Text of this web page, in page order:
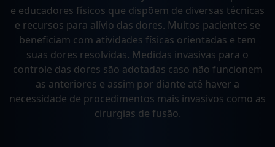
e educadores físicos que dispõem de diversas técnicas
e recursos para alívio das dores. Muitos pacientes se
beneficiam com atividades físicas orientadas e tem
suas dores resolvidas. Medidas invasivas para o
controle das dores são adotadas caso não funcionem
as anteriores e assim por diante até haver a
necessidade de procedimentos mais invasivos como as
cirurgias de fusão.